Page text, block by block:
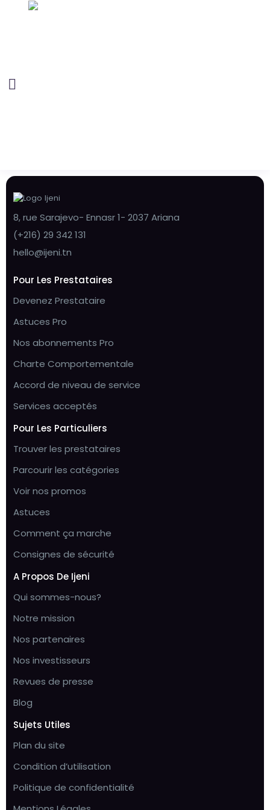
8, rue Sarajevo- Ennasr 1- 2037 Ariana
(+216) 29 342 131
hello@ijeni.tn
Pour Les Prestataires
Devenez Prestataire
Astuces Pro
Nos abonnements Pro
Charte Comportementale
Accord de niveau de service
Services acceptés
Pour Les Particuliers
Trouver les prestataires
Parcourir les catégories
Voir nos promos
Astuces
Comment ça marche
Consignes de sécurité
A Propos De Ijeni
Qui sommes-nous?
Notre mission
Nos partenaires
Nos investisseurs
Revues de presse
Blog
Sujets Utiles
Plan du site
Condition d’utilisation
Politique de confidentialité